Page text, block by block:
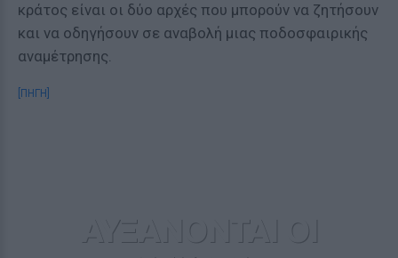
κράτος είναι οι δύο αρχές που μπορούν να ζητήσουν
και να οδηγήσουν σε αναβολή μιας ποδοσφαιρικής
αναμέτρησης.
[ΠΗΓΗ]
ΑΥΞΑΝΟΝΤΑΙ ΟΙ